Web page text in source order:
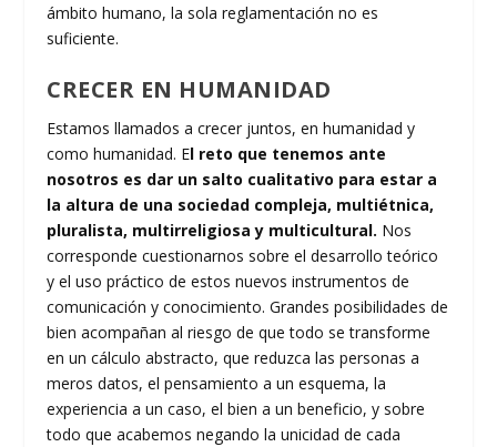
ámbito humano, la sola reglamentación no es
suficiente.
CRECER EN HUMANIDAD
Estamos llamados a crecer juntos, en humanidad y
como humanidad. El reto que tenemos ante
nosotros es dar un salto cualitativo para estar a
la altura de una sociedad compleja, multiétnica,
pluralista, multirreligiosa y multicultural. Nos
corresponde cuestionarnos sobre el desarrollo teórico
y el uso práctico de estos nuevos instrumentos de
comunicación y conocimiento. Grandes posibilidades de
bien acompañan al riesgo de que todo se transforme
en un cálculo abstracto, que reduzca las personas a
meros datos, el pensamiento a un esquema, la
experiencia a un caso, el bien a un beneficio, y sobre
todo que acabemos negando la unicidad de cada